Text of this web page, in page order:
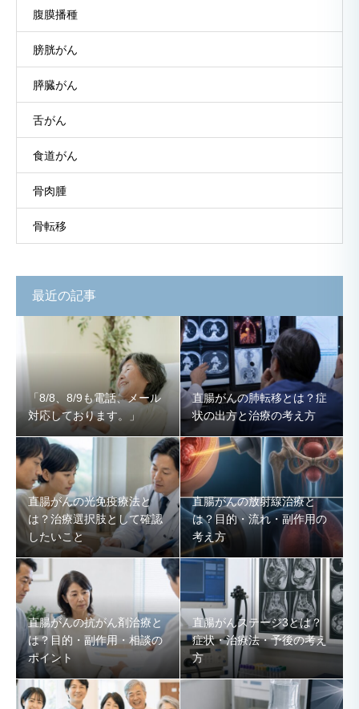
腹膜播種
膀胱がん
膵臓がん
舌がん
食道がん
骨肉腫
骨転移
最近の記事
「8/8、8/9も電話、メール
対応しております。」
直腸がんの肺転移とは？症
状の出方と治療の考え方
直腸がんの光免疫療法と
は？治療選択肢として確認
したいこと
直腸がんの放射線治療と
は？目的・流れ・副作用の
考え方
直腸がんの抗がん剤治療と
は？目的・副作用・相談の
ポイント
直腸がんステージ3とは？
症状・治療法・予後の考え
方